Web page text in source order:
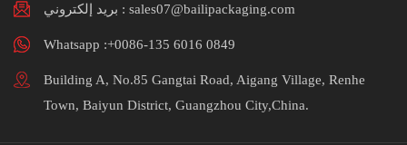
بريد إلكتروني : sales07@bailipackaging.com
Whatsapp :+0086-135 6016 0849
Building A, No.85 Gangtai Road, Aigang Village, Renhe
Town, Baiyun District, Guangzhou City,China.